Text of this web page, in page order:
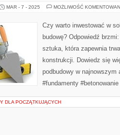
MAR - 7 - 2025 MOŻLIWOŚĆ
Czy warto inwestować w
budowę? Odpowiedź
sztuka, która zapewnia
konstrukcji. Dowiedz się
podbudowy w najnowszym
#fundamenty #betonowanie
DLA POCZĄTKUJĄCYCH